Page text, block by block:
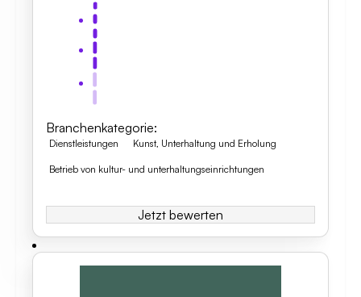
Branchenkategorie:
Dienstleistungen Kunst, Unterhaltung und Erholung
Betrieb von kultur- und unterhaltungseinrichtungen
Jetzt bewerten